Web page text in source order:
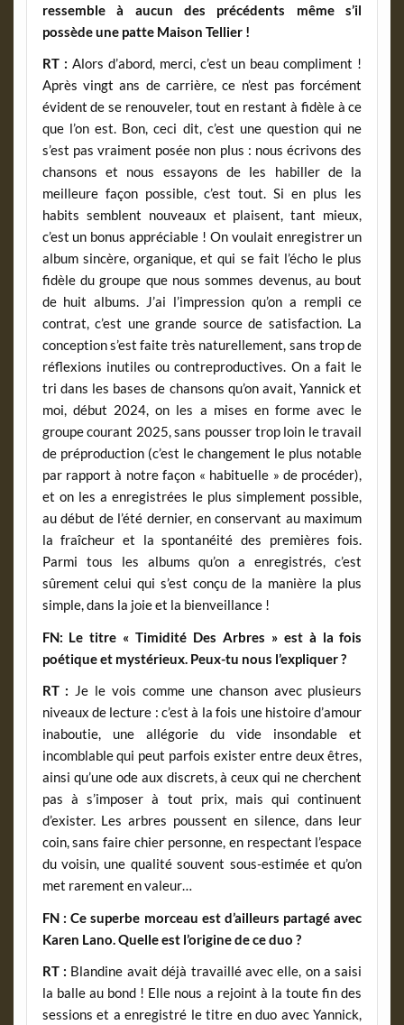
ressemble à aucun des précédents même s’il
possède une patte Maison Tellier !
RT : Alors d’abord, merci, c’est un beau compliment !
Après vingt ans de carrière, ce n’est pas forcément
évident de se renouveler, tout en restant à fidèle à ce
que l’on est. Bon, ceci dit, c’est une question qui ne
s’est pas vraiment posée non plus : nous écrivons des
chansons et nous essayons de les habiller de la
meilleure façon possible, c’est tout. Si en plus les
habits semblent nouveaux et plaisent, tant mieux,
c’est un bonus appréciable ! On voulait enregistrer un
album sincère, organique, et qui se fait l’écho le plus
fidèle du groupe que nous sommes devenus, au bout
de huit albums. J’ai l’impression qu’on a rempli ce
contrat, c’est une grande source de satisfaction. La
conception s’est faite très naturellement, sans trop de
réflexions inutiles ou contreproductives. On a fait le
tri dans les bases de chansons qu’on avait, Yannick et
moi, début 2024, on les a mises en forme avec le
groupe courant 2025, sans pousser trop loin le travail
de préproduction (c’est le changement le plus notable
par rapport à notre façon « habituelle » de procéder),
et on les a enregistrées le plus simplement possible,
au début de l’été dernier, en conservant au maximum
la fraîcheur et la spontanéité des premières fois.
Parmi tous les albums qu’on a enregistrés, c’est
sûrement celui qui s’est conçu de la manière la plus
simple, dans la joie et la bienveillance !
FN: Le titre « Timidité Des Arbres » est à la fois
poétique et mystérieux. Peux-tu nous l’expliquer ?
RT : Je le vois comme une chanson avec plusieurs
niveaux de lecture : c’est à la fois une histoire d’amour
inaboutie, une allégorie du vide insondable et
incomblable qui peut parfois exister entre deux êtres,
ainsi qu’une ode aux discrets, à ceux qui ne cherchent
pas à s’imposer à tout prix, mais qui continuent
d’exister. Les arbres poussent en silence, dans leur
coin, sans faire chier personne, en respectant l’espace
du voisin, une qualité souvent sous-estimée et qu’on
met rarement en valeur…
FN : Ce superbe morceau est d’ailleurs partagé avec
Karen Lano. Quelle est l’origine de ce duo ?
RT : Blandine avait déjà travaillé avec elle, on a saisi
la balle au bond ! Elle nous a rejoint à la toute fin des
sessions et a enregistré le titre en duo avec Yannick,